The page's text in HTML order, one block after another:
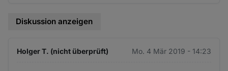
Diskussion anzeigen
Holger T. (nicht überprüft) Mo. 4 Mär 2019 - 14:23